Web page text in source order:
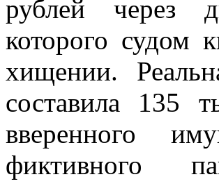
рублей через
которого судом
хищении.
составила 135
вверенного
фиктивного